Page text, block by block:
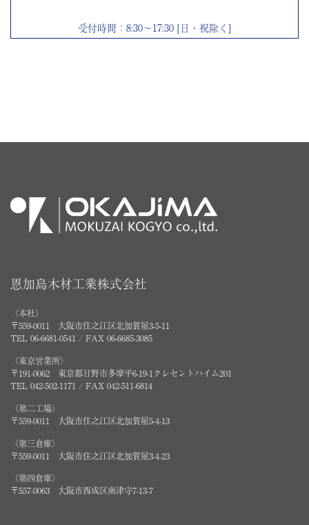
受付時間：8:30～17:30 [日・祝除く]
恩加島木材工業株式会社
〈本社〉
〒559-0011 大阪市住之江区北加賀屋3-5-11
TEL 06-6681-0541 / FAX 06-6685-3085
〈東京営業所〉
〒191-0062 東京都日野市多摩平6-19-1クレセントハイム201
TEL 042-502-1171 / FAX 042-511-6814
〈第二工場〉
〒559-0011 大阪市住之江区北加賀屋5-4-13
〈第三倉庫〉
〒559-0011 大阪市住之江区北加賀屋3-4-23
〈第四倉庫〉
〒557-0063 大阪市西成区南津守7-13-7